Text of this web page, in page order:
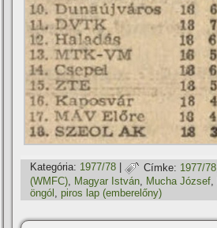
Kategória: 1977/78 | Címke: 1977/78
(WMFC), Magyar István, Mucha József,
öngól ,piros lap (emberelőny)